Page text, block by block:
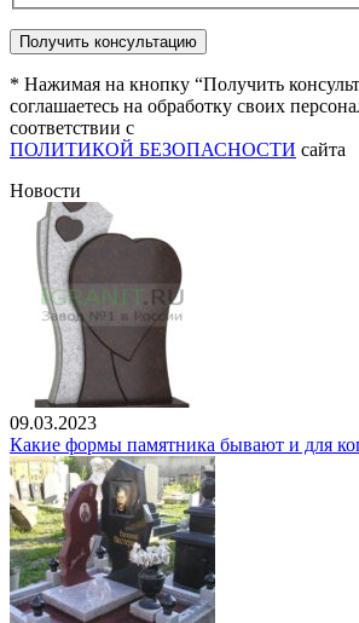
* Нажимая на кнопку “Получить
соглашаетесь на обработку своих
соответствии с
ПОЛИТИКОЙ БЕЗОПАСНОСТИ сайта
Новости
09.03.2023
Какие формы памятника бывают и для